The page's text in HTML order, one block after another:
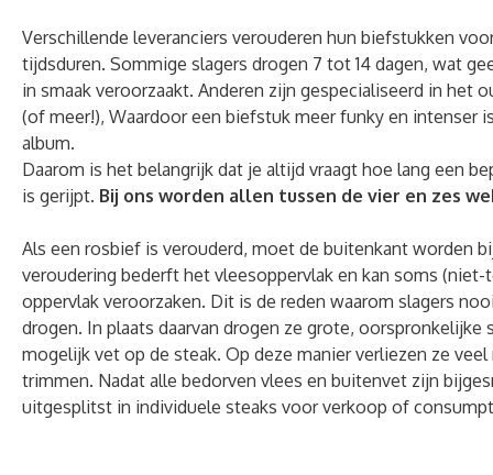
Verschillende leveranciers verouderen hun biefstukken
tijdsduren. Sommige slagers drogen 7 tot 14 dagen, wat
in smaak veroorzaakt. Anderen zijn gespecialiseerd in het
(of meer!), Waardoor een biefstuk meer funky en intenser
album.
Daarom is het belangrijk dat je altijd vraagt ​​hoe lang een
is gerijpt. Bij ons worden allen tussen de vier en zes
Als een rosbief is verouderd, moet de buitenkant worden
veroudering bederft het vleesoppervlak en kan soms
oppervlak veroorzaken. Dit is de reden waarom slagers
drogen. In plaats daarvan drogen ze grote,
mogelijk vet op de steak. Op deze manier verliezen ze
trimmen. Nadat alle bedorven vlees en buitenvet zijn
uitgesplitst in individuele steaks voor verkoop of